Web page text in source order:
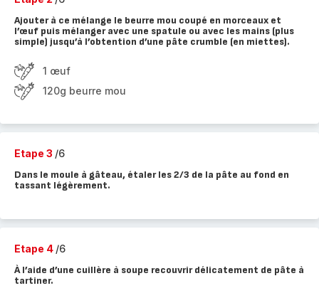
Ajouter à ce mélange le beurre mou coupé en morceaux et
l’œuf puis mélanger avec une spatule ou avec les mains (plus
simple) jusqu’à l’obtention d’une pâte crumble (en miettes).
1 œuf
120g beurre mou
Etape 3 /6
Dans le moule à gâteau, étaler les 2/3 de la pâte au fond en
tassant légèrement.
Etape 4 /6
À l’aide d’une cuillère à soupe recouvrir délicatement de pâte à
tartiner.